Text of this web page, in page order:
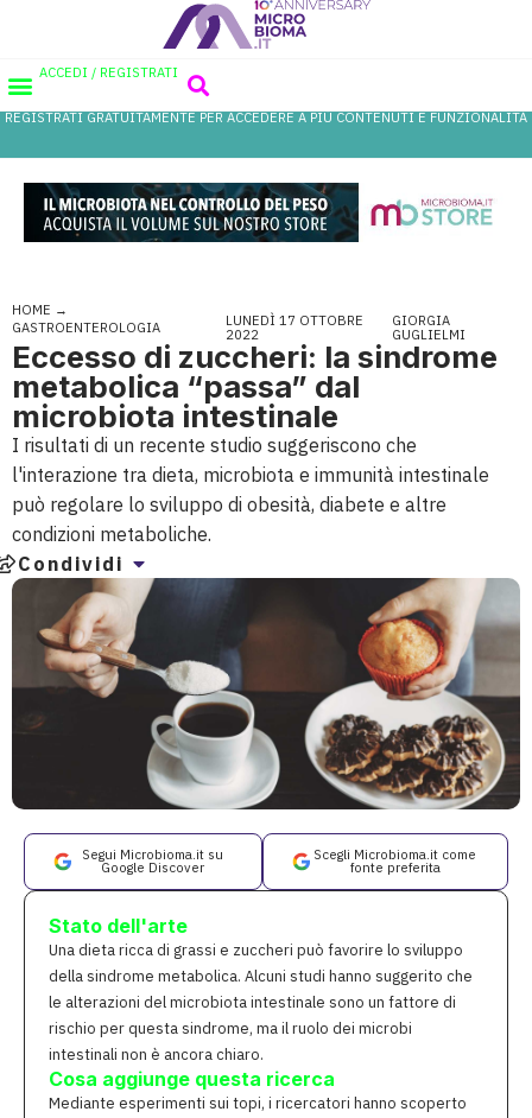
ACCEDI / REGISTRATI
REGISTRATI GRATUITAMENTE PER ACCEDERE A PIÙ CONTENUTI E FUNZIONALITÀ
HOME →
GASTROENTEROLOGIA
LUNEDÌ 17 OTTOBRE
2022
GIORGIA
GUGLIELMI
Eccesso di zuccheri: la sindrome
metabolica “passa” dal
microbiota intestinale
I risultati di un recente studio suggeriscono che
l'interazione tra dieta, microbiota e immunità intestinale
può regolare lo sviluppo di obesità, diabete e altre
condizioni metaboliche.
Condividi
Segui Microbioma.it su
Google Discover
Scegli Microbioma.it come
fonte preferita
Stato dell'arte
Una dieta ricca di grassi e zuccheri può favorire lo sviluppo
della sindrome metabolica. Alcuni studi hanno suggerito che
le alterazioni del microbiota intestinale sono un fattore di
rischio per questa sindrome, ma il ruolo dei microbi
intestinali non è ancora chiaro.
Cosa aggiunge questa ricerca
Mediante esperimenti sui topi, i ricercatori hanno scoperto